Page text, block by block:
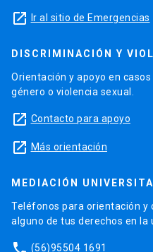
launch Ir al sitio de Emergencias
DISCRIMINACIÓN Y
Orientación y apoyo en
género o violencia sexual.
launch Contacto para apoyo
launch Más orientación
MEDIACIÓN
Teléfonos para orientación y
alguno de tus derechos en la
(56)95504 1691